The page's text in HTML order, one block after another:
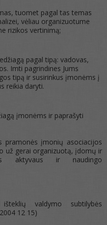
tuomet pagal tas temas
vėliau organizuotume
rizikos vertinimą;
pagal tipą: vadovas,
Imti pagrindines Jums
tipą ir susirinkus įmonėms į
reikia daryti.
įmonėms ir paprašyti
pramonės įmonių asociacijos
už gerai organizuotą, įdomų ir
aktyvaus ir naudingo
valdymo subtilybės
12 15)